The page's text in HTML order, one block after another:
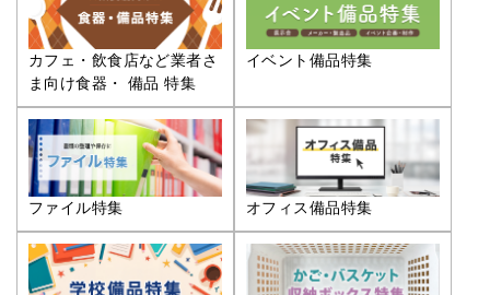
カフェ・飲食店など業者さ
ま向け食器・ 備品 特集
イベント備品特集
ファイル特集 オフィス備品特集